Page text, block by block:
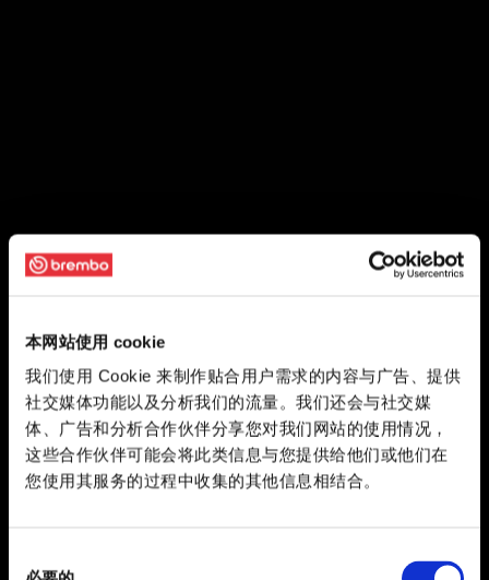
本网站使用 cookie
我们使用 Cookie 来制作贴合用户需求的内容与广告、提供
社交媒体功能以及分析我们的流量。我们还会与社交媒
体、广告和分析合作伙伴分享您对我们网站的使用情况，
这些合作伙伴可能会将此类信息与您提供给他们或他们在
您使用其服务的过程中收集的其他信息相结合。